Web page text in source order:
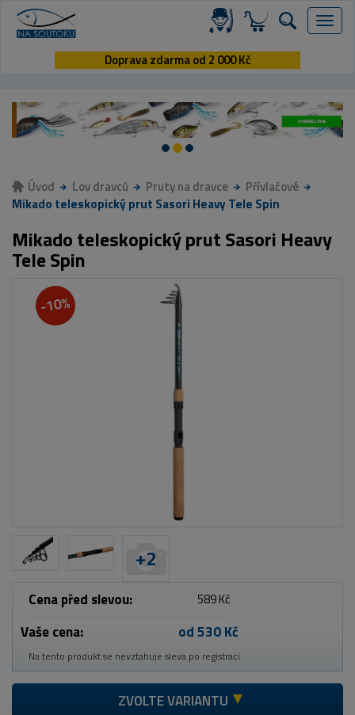
Menu
Doprava zdarma od 2 000 Kč
Úvod Lov dravců Pruty na dravce
Přívlačové
Mikado teleskopický prut Sasori Heavy Tele Spin
Mikado teleskopický prut Sasori Heavy
Tele Spin
-10%
+2
Cena před slevou: 589 Kč
Vaše cena: od 530 Kč
Na tento produkt se nevztahuje sleva po registraci.
ZVOLTE VARIANTU